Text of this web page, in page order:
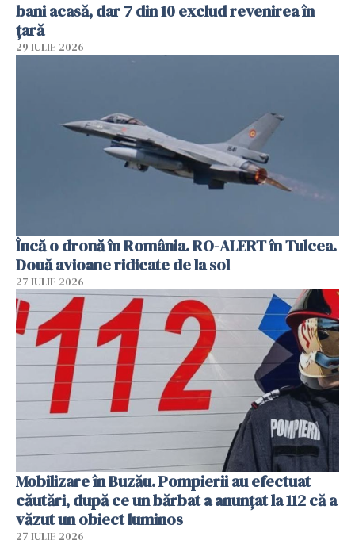
bani acasă, dar 7 din 10 exclud revenirea în
țară
29 IULIE 2026
Încă o dronă în România. RO-ALERT în Tulcea.
Două avioane ridicate de la sol
27 IULIE 2026
Mobilizare în Buzău. Pompierii au efectuat
căutări, după ce un bărbat a anunțat la 112 că a
văzut un obiect luminos
27 IULIE 2026